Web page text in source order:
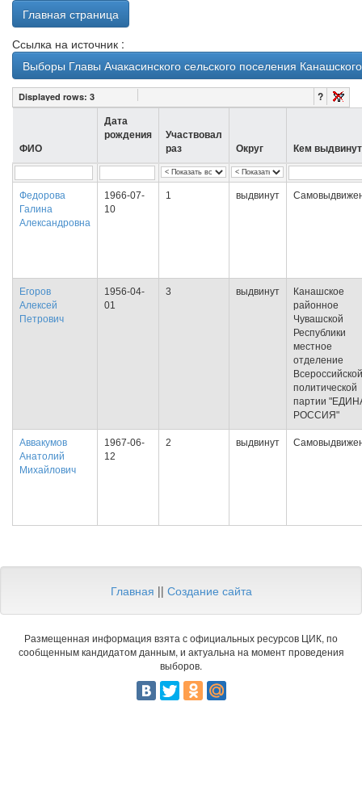
Главная страница
Ссылка на источник :
Выборы Главы Ачакасинского сельского поселения
Displayed rows: 3 ?
ФИО
Дата
рождения
Участвовал
раз
Округ Кем выдвинут
Федорова
Галина
Александровна
1966-07-
10
1 выдвинут
Егоров
Алексей
Петрович
1956-04-
01
3 выдвинут
Канашское
районное
Чувашской
Республики
местное
отделение
Всероссийской
политической
партии
РОССИЯ"
Аввакумов
Анатолий
Михайлович
1967-06-
12
2 выдвинут
Главная || Создание сайта
Размещенная информация взята с официальных ресурсов ЦИК, по
сообщенным кандидатом данным, и актуальна на момент проведения
выборов.